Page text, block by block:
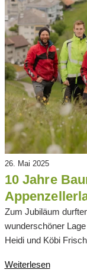
26. Mai 2025
10 Jahre
Zum Jubiläum
wunderschöner
Heidi und Köbi
Weiterlesen